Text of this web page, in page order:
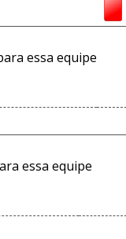
essa equipe
essa equipe